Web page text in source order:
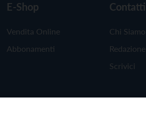
E-Shop
Vendita Online
Abbonamenti
Contatti
Chi Siamo
Redazione
Scrivici